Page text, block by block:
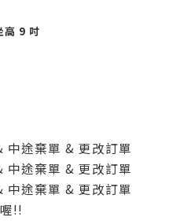
9 吋
中途棄單 & 更改訂單
中途棄單 & 更改訂單
中途棄單 & 更改訂單
!!